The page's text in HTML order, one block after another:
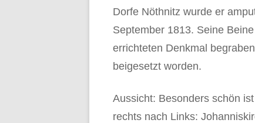
Dorfe Nöthnitz wurde er
September 1813. Seine
errichteten Denkmal
beigesetzt worden.
Aussicht: Besonders schön
rechts nach Links: